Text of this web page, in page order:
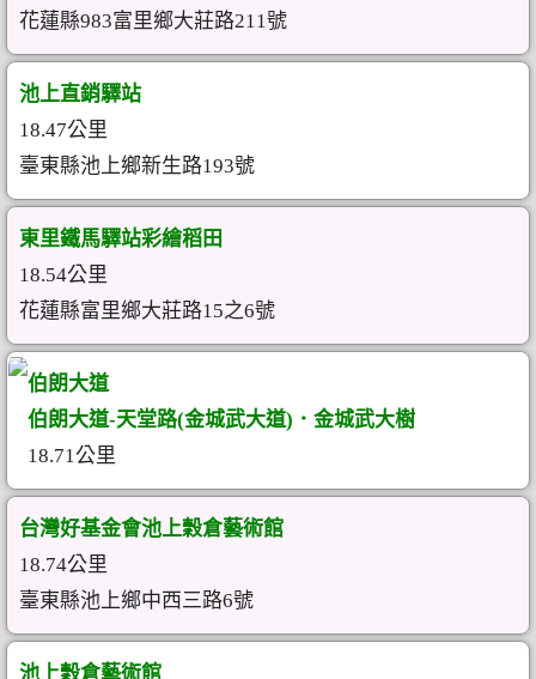
花蓮縣983富里鄉大莊路211號
池上直銷驛站
18.47公里
臺東縣池上鄉新生路193號
東里鐵馬驛站彩繪稻田
18.54公里
花蓮縣富里鄉大莊路15之6號
伯朗大道
伯朗大道-天堂路(金城武大道)．金城武大樹
18.71公里
台灣好基金會池上穀倉藝術館
18.74公里
臺東縣池上鄉中西三路6號
池上穀倉藝術館